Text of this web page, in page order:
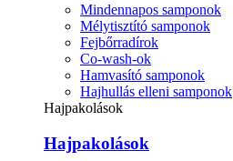
Mindennapos samponok
Mélytisztító samponok
Fejbőrradírok
Co-wash-ok
Hamvasító samponok
Hajhullás elleni samponok
Hajpakolások
Hajpakolások